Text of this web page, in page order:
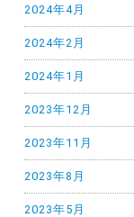
2024年4月
2024年2月
2024年1月
2023年12月
2023年11月
2023年8月
2023年5月